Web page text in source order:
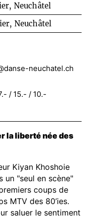
Neuchâtel
Neuchâtel
neuchatel.ch
/ 15.- / 10.-
la liberté née des
Kiyan Khoshoie
un "seul en scène"
coups de
MTV des 80’ies.
saluer le sentiment